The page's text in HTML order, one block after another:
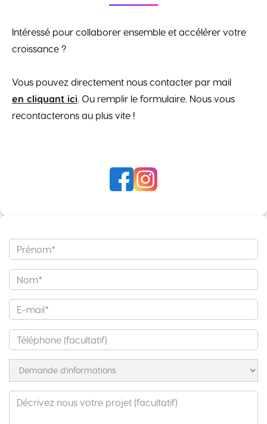
Intéressé pour collaborer ensemble et accélérer votre
croissance ?
Vous pouvez directement nous contacter par mail
en cliquant ici . Ou remplir le formulaire. Nous vous
recontacterons au plus vite !